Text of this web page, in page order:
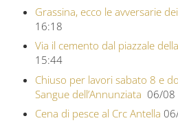
Grassina, ecco le avversarie
16:18
Via il cemento dal piazzale
15:44
Chiuso per lavori sabato 8 e
Sangue dell’Annunziata 06/08
Cena di pesce al Crc Antella